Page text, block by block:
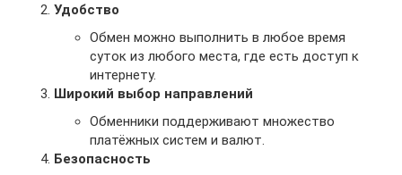
Удобство
Обмен можно выполнить в любое время
суток из любого места, где есть доступ к
интернету.
Широкий выбор направлений
Обменники поддерживают множество
платёжных систем и валют.
Безопасность